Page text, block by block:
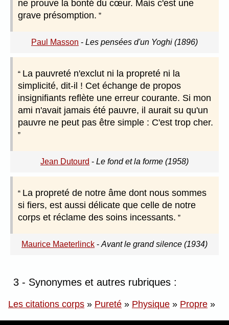
ne prouve la bonté du cœur. Mais c'est une
grave présomption.
Paul Masson - Les pensées d'un Yoghi (1896)
La pauvreté n'exclut ni la propreté ni la
simplicité, dit-il ! Cet échange de propos
insignifiants reflète une erreur courante. Si mon
ami n'avait jamais été pauvre, il aurait su qu'un
pauvre ne peut pas être simple : C'est trop cher.
Jean Dutourd - Le fond et la forme (1958)
La propreté de notre âme dont nous sommes
si fiers, est aussi délicate que celle de notre
corps et réclame des soins incessants.
Maurice Maeterlinck - Avant le grand silence (1934)
3 - Synonymes et autres rubriques :
Les citations corps » Pureté » Physique » Propre »